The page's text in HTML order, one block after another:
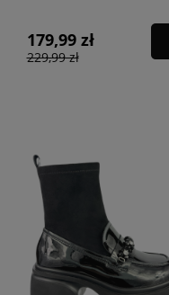
179,99 zł
229,99 zł